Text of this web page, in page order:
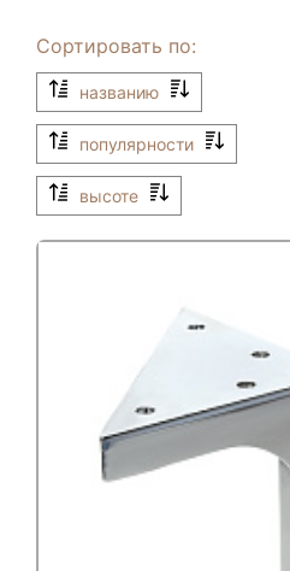
Сортировать по:
названию
популярности
высоте